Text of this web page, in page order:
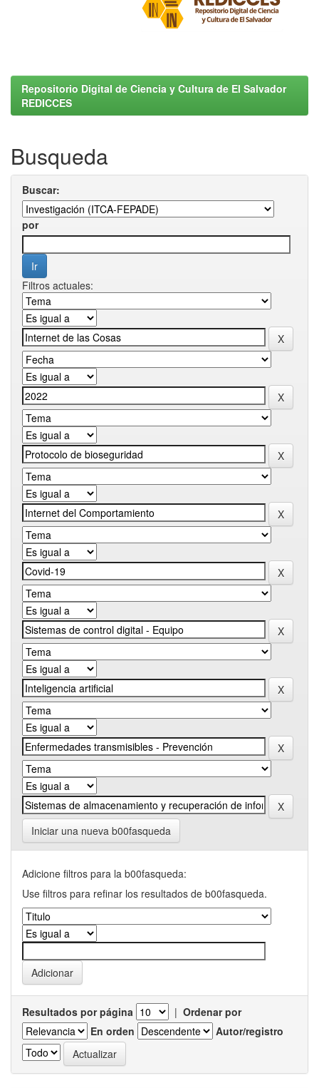
Repositorio Digital de Ciencia y Cultura de El Salvador
REDICCES
Busqueda
Buscar:
por
Filtros actuales:
Iniciar una nueva b00fasqueda
Adicione filtros para la b00fasqueda:
Use filtros para refinar los resultados de b00fasqueda.
Resultados por página | Ordenar por
En orden
Autor/registro